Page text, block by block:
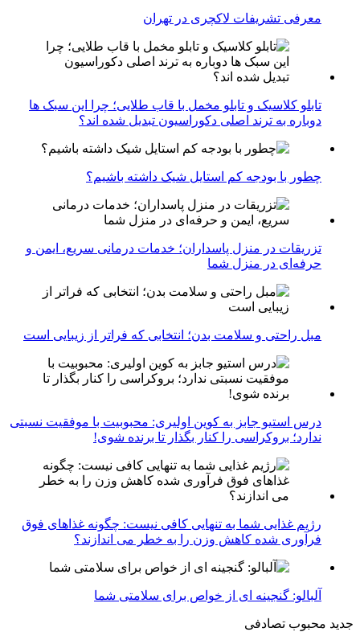
معرفی تشریفات لاکچری در تهران
تابلو کلاسیک و تابلو مخمل با قاب طلایی؛ چرا این سبک ها
دوباره به ترند اصلی دکوراسیون تبدیل شده اند؟
چطور با بودجه کم استایل شیک داشته باشیم؟
تزریقات در منزل پاسداران؛ خدمات درمانی سریع، ایمن و
حرفه‌ای در منزل شما
مبل راحتی و سلامت بدن؛ انتخابی که فراتر از زیبایی است
درس استیو جابز به کوین اولیری: محبوبیت با موفقیت نسبتی
ندارد؛ بروکراسی را کنار بگذار تا برنده شوی!
رژیم غذایی شما به تنهایی کافی نیست: چگونه غذاهای فوق
فرآوری شده کاهش وزن را به خطر می اندازند؟
آلبالو: گنجینه ای از خواص برای سلامتی شما
جدید محبوب تصادفی